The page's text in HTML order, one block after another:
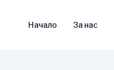
Начало За нас